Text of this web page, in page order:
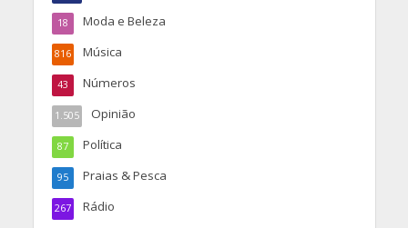
Moda e Beleza
18
Música
816
Números
43
Opinião
1.505
Política
87
Praias & Pesca
95
Rádio
267